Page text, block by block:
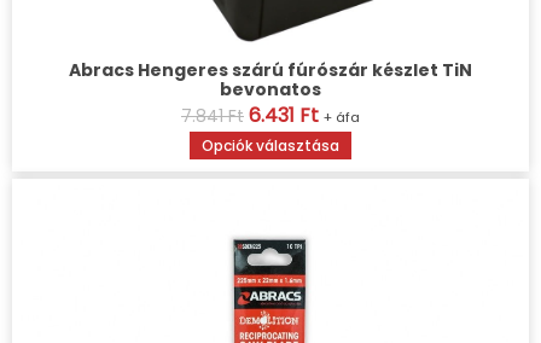
Abracs Hengeres szárú fúrószár készlet TiN
bevonatos
7.841Ft 6.431 Ft + áfa
Opciók választása